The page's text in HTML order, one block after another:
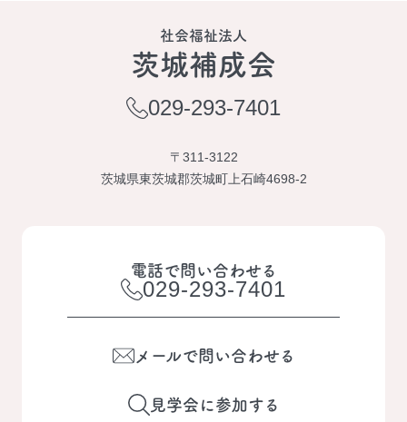
社会福祉法人
茨城補成会
029-293-7401
〒311-3122
茨城県東茨城郡茨城町上石崎4698-2
電話で問い合わせる
029-293-7401
メールで問い合わせる
見学会に参加する